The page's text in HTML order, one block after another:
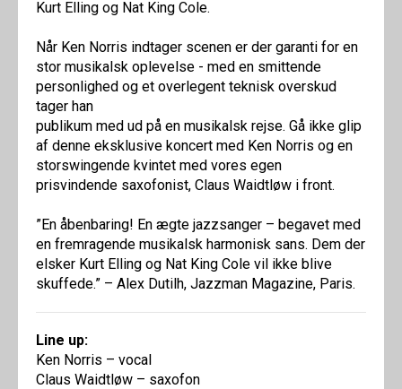
Kurt Elling og Nat King Cole.
Når Ken Norris indtager scenen er der garanti for en
stor musikalsk oplevelse - med en smittende
personlighed og et overlegent teknisk overskud
tager han
publikum med ud på en musikalsk rejse. Gå ikke glip
af denne eksklusive koncert med Ken Norris og en
storswingende kvintet med vores egen
prisvindende saxofonist, Claus Waidtløw i front.
”En åbenbaring! En ægte jazzsanger – begavet med
en fremragende musikalsk harmonisk sans. Dem der
elsker Kurt Elling og Nat King Cole vil ikke blive
skuffede.” – Alex Dutilh, Jazzman Magazine, Paris.
Line up:
Ken Norris – vocal
Claus Waidtløw – saxofon